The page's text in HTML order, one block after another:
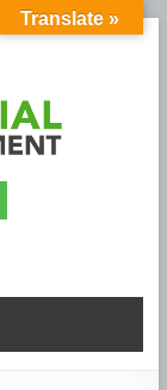
Translate »